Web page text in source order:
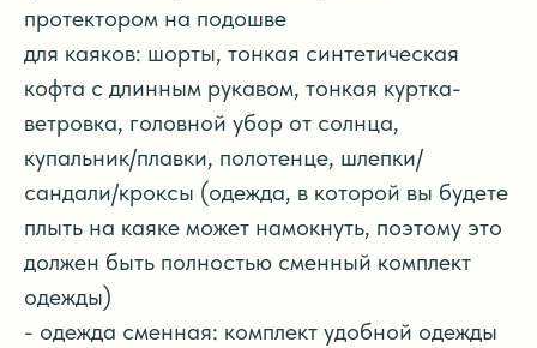
протектором на подошве
для каяков: шорты, тонкая синтетическая
кофта с длинным рукавом, тонкая куртка-
ветровка, головной убор от солнца,
купальник/плавки, полотенце, шлепки/
сандали/кроксы (одежда, в которой вы будете
плыть на каяке может намокнуть, поэтому это
должен быть полностью сменный комплект
одежды)
- одежда сменная: комплект удобной одежды